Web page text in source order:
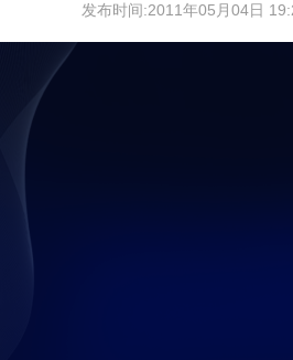
发布时间:2011年05月04日